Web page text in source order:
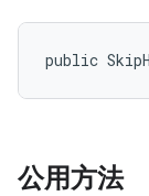
public
公用方法